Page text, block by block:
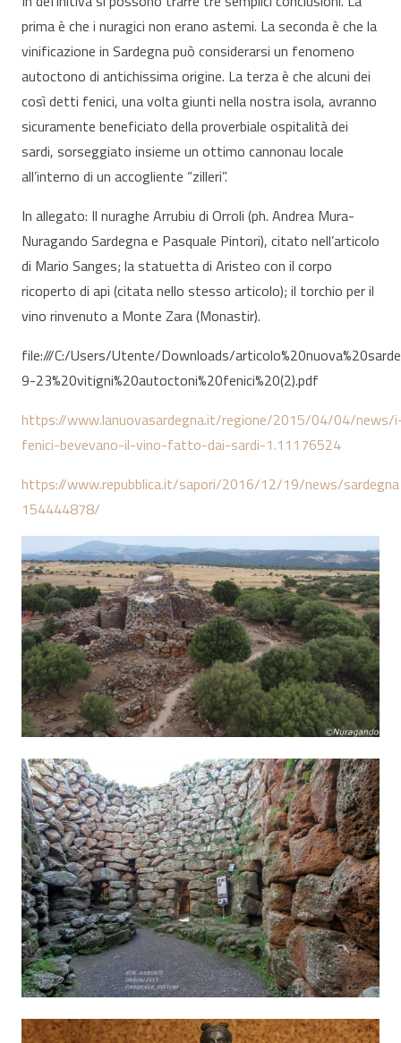
prima è che i nuragici non erano astemi. La seconda è che la
vinificazione in Sardegna può considerarsi un fenomeno
autoctono di antichissima origine. La terza è che alcuni dei
così detti fenici, una volta giunti nella nostra isola, avranno
sicuramente beneficiato della proverbiale ospitalità dei
sardi, sorseggiato insieme un ottimo cannonau locale
all’interno di un accogliente “zilleri”.
In allegato: Il nuraghe Arrubiu di Orroli (ph. Andrea Mura-
Nuragando Sardegna e Pasquale Pintori), citato nell’articolo
di Mario Sanges; la statuetta di Aristeo con il corpo
ricoperto di api (citata nello stesso articolo); il torchio per il
vino rinvenuto a Monte Zara (Monastir).
file:///C:/Users/Utente/Downloads/
9-23%20vitigni%20autoctoni%20fenici%20(2).pdf
https://www.lanuovasardegna.it/regione/2015/04/04/news/
fenici-bevevano-il-vino-fatto-dai-sardi-1.11176524
https://www.repubblica.it/sapori/2016/12/19/news/
154444878/